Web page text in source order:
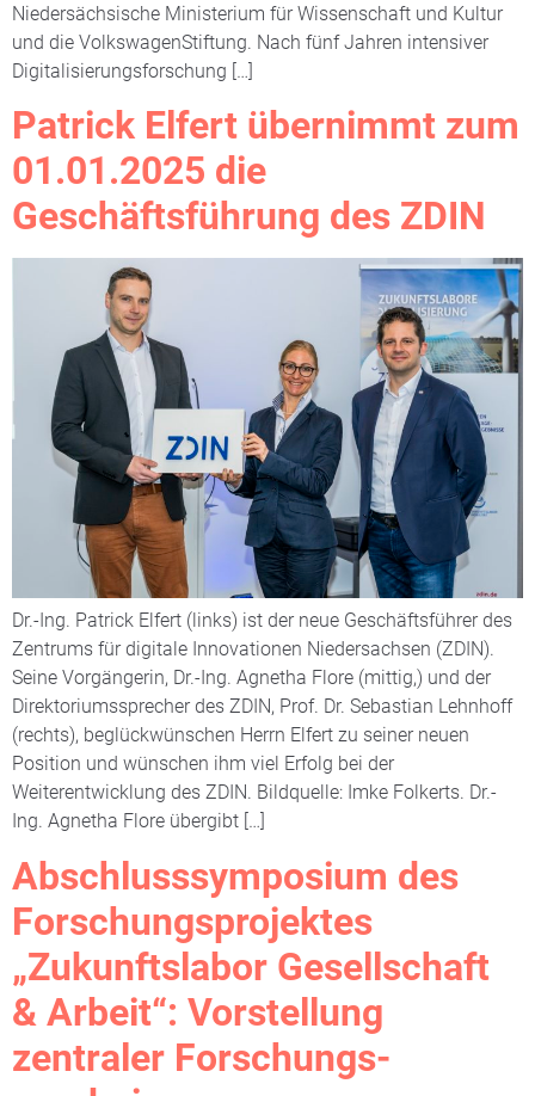
Niedersächsische Ministerium für Wissenschaft und Kultur
und die VolkswagenStiftung. Nach fünf Jahren intensiver
Digitalisierungsforschung […]
Patrick Elfert übernimmt zum
01.01.2025 die
Geschäftsführung des ZDIN
Dr.-Ing. Patrick Elfert (links) ist der neue Geschäftsführer des
Zentrums für digitale Innovationen Niedersachsen (ZDIN).
Seine Vorgängerin, Dr.-Ing. Agnetha Flore (mittig,) und der
Direktoriumssprecher des ZDIN, Prof. Dr. Sebastian Lehnhoff
(rechts), beglückwünschen Herrn Elfert zu seiner neuen
Position und wünschen ihm viel Erfolg bei der
Weiterentwicklung des ZDIN. Bildquelle: Imke Folkerts. Dr.-
Ing. Agnetha Flore übergibt […]
Abschlusssymposium des
Forschungsprojektes
„Zukunftslabor Gesellschaft
& Arbeit“: Vorstellung
zentraler Forschungs-